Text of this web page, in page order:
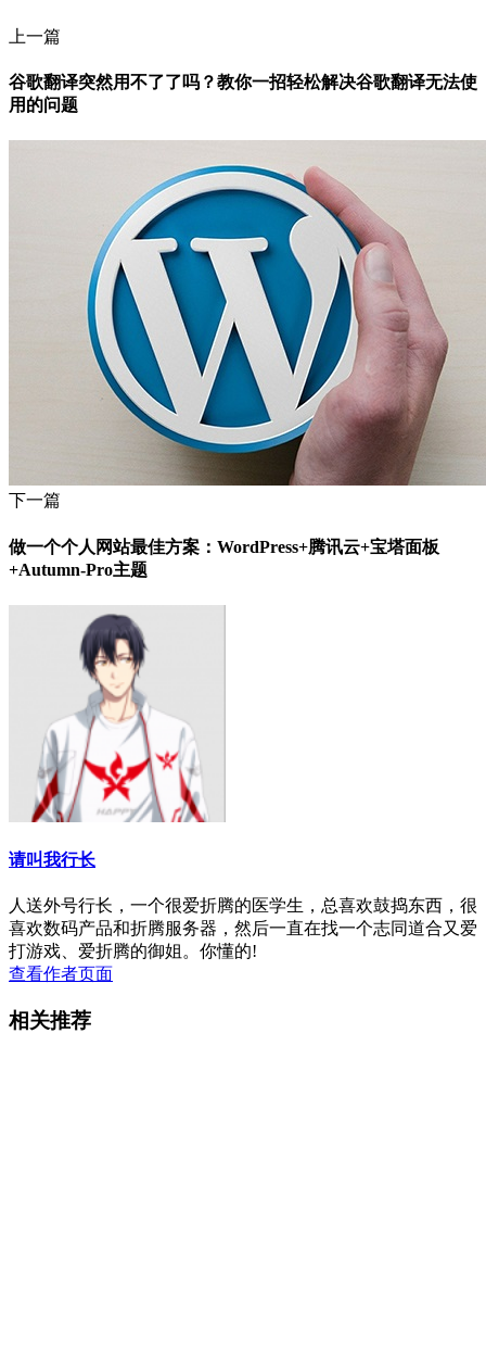
上一篇
谷歌翻译突然用不了了吗？教你一招轻松解决谷歌翻译无法使
用的问题
下一篇
做一个个人网站最佳方案：WordPress+腾讯云+宝塔面板
+Autumn-Pro主题
请叫我行长
人送外号行长，一个很爱折腾的医学生，总喜欢鼓捣东西，很
喜欢数码产品和折腾服务器，然后一直在找一个志同道合又爱
打游戏、爱折腾的御姐。你懂的!
查看作者页面
相关推荐